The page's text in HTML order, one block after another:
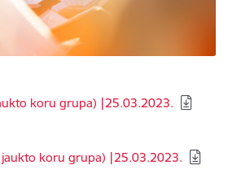
koru grupa) |25.03.2023.
jaukto koru grupa) |25.03.2023.